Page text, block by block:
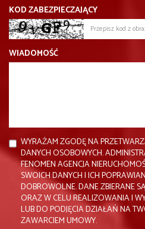
KOD ZABEZPIECZAJĄCY
WIADOMOŚĆ
WYRAŻAM ZGODĘ NA
DANYCH OSOBOWYCH.
FENOMEN AGENCJA
SWOICH DANYCH I ICH
DOBROWOLNE. DANE ZBIERANE
ORAZ W CELU REALIZOWANIA I
LUB DO PODJĘCIA DZIAŁAŃ NA
ZAWARCIEM UMOWY.